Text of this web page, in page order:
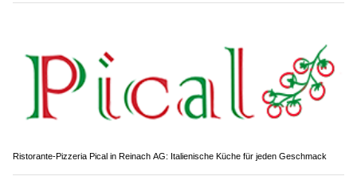
Ristorante-Pizzeria Pical in Reinach AG: Italienische Küche für jeden Geschmack